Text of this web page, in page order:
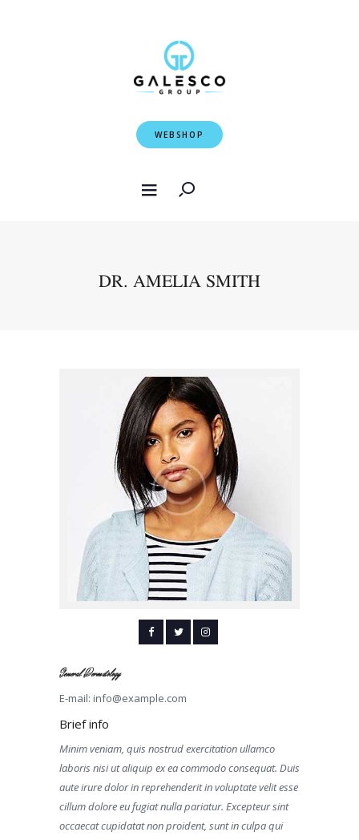
WEBSHOP
DR. AMELIA SMITH
General Dermatology
E-mail: info@example.com
Brief info
Minim veniam, quis nostrud exercitation ullamco
laboris nisi ut aliquip ex ea commodo consequat. Duis
aute irure dolor in reprehenderit in voluptate velit esse
cillum dolore eu fugiat nulla pariatur. Excepteur sint
occaecat cupidatat non proident, sunt in culpa qui